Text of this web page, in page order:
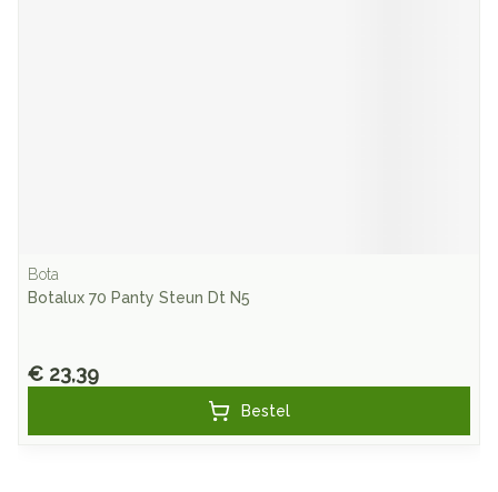
Bota
Botalux 70 Panty Steun Dt N5
€ 23,39
Bestel